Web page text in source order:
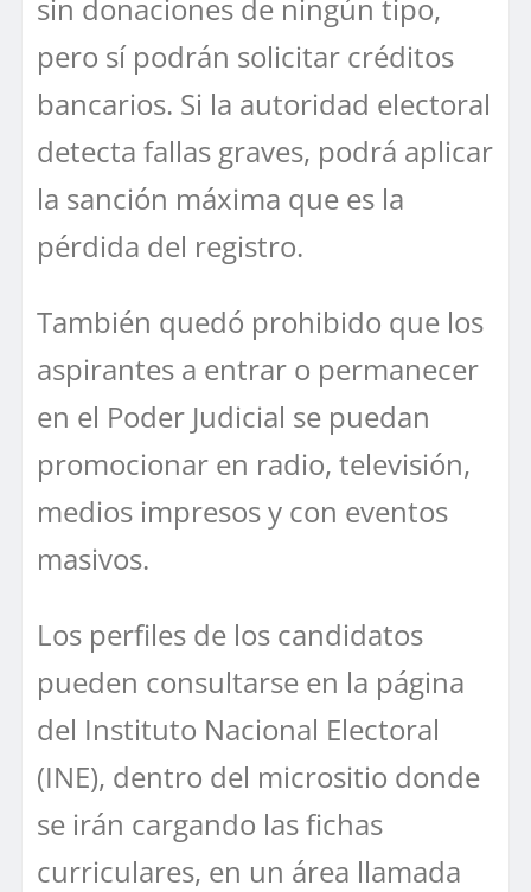
sin donaciones de ningún tipo,
pero sí podrán solicitar créditos
bancarios. Si la autoridad electoral
detecta fallas graves, podrá aplicar
la sanción máxima que es la
pérdida del registro.
También quedó prohibido que los
aspirantes a entrar o permanecer
en el Poder Judicial se puedan
promocionar en radio, televisión,
medios impresos y con eventos
masivos.
Los perfiles de los candidatos
pueden consultarse en la página
del Instituto Nacional Electoral
(INE), dentro del micrositio donde
se irán cargando las fichas
curriculares, en un área llamada